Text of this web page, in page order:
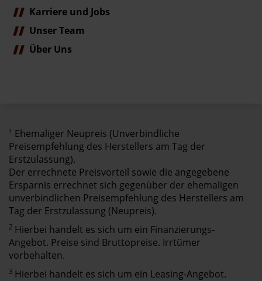
Karriere und Jobs
Unser Team
Über Uns
1 Ehemaliger Neupreis (Unverbindliche
Preisempfehlung des Herstellers am Tag der
Erstzulassung).
Der errechnete Preisvorteil sowie die angegebene
Ersparnis errechnet sich gegenüber der ehemaligen
unverbindlichen Preisempfehlung des Herstellers am
Tag der Erstzulassung (Neupreis).
2 Hierbei handelt es sich um ein Finanzierungs-
Angebot. Preise sind Bruttopreise. Irrtümer
vorbehalten.
3 Hierbei handelt es sich um ein Leasing-Angebot.